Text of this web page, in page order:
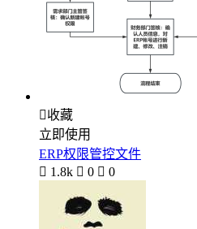
收藏
立即使用
ERP权限管控文件
 1.8k  0  0